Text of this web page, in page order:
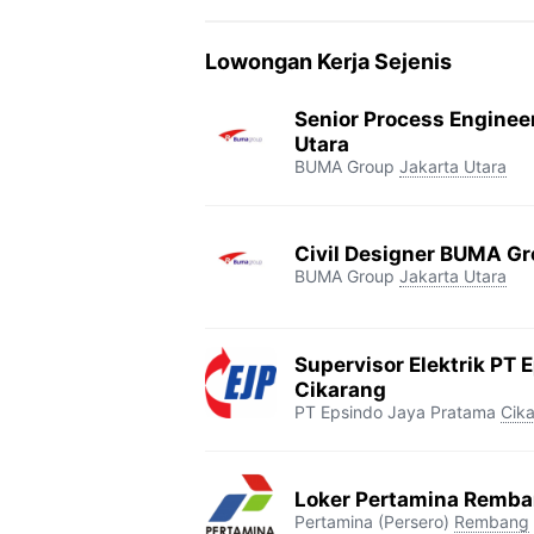
Lowongan Kerja Sejenis
Senior Process
Utara
BUMA Group Jakarta Utara
Civil Designer BUMA
BUMA Group Jakarta Utara
Supervisor Elektrik PT
Cikarang
PT Epsindo Jaya Pratama
Loker Pertamina
Pertamina (Persero) Rembang